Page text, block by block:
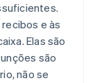
e às
Elas são
são
não se